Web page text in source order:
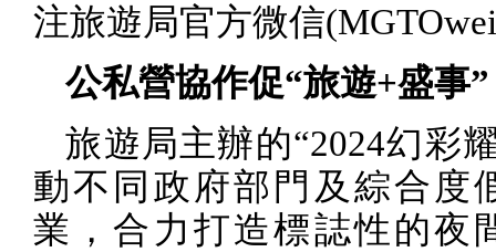
注旅遊局官方微信
公私營協作促“旅遊+盛事”
旅遊局主辦的“2024幻彩
動不同政府部門及綜合度
業，合力打造標誌性的夜